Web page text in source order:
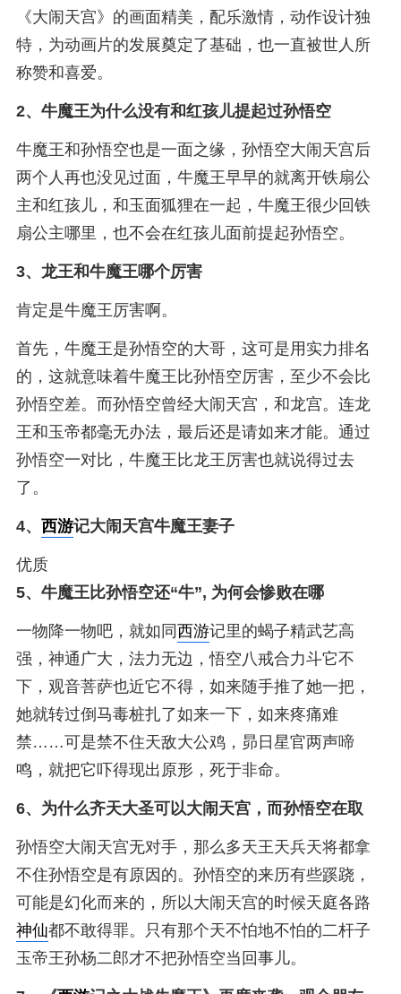
《大闹天宫》的画面精美，配乐激情，动作设计独
特，为动画片的发展奠定了基础，也一直被世人所
称赞和喜爱。
2、 牛魔王为什么没有和红孩儿提起过孙悟空
牛魔王和孙悟空也是一面之缘，孙悟空大闹天宫后
两个人再也没见过面，牛魔王早早的就离开铁扇公
主和红孩儿，和玉面狐狸在一起，牛魔王很少回铁
扇公主哪里，也不会在红孩儿面前提起孙悟空。
3、 龙王和牛魔王哪个厉害
肯定是牛魔王厉害啊。
首先，牛魔王是孙悟空的大哥，这可是用实力排名
的，这就意味着牛魔王比孙悟空厉害，至少不会比
孙悟空差。而孙悟空曾经大闹天宫，和龙宫。连龙
王和玉帝都毫无办法，最后还是请如来才能。通过
孙悟空一对比，牛魔王比龙王厉害也就说得过去
了。
4、 西游记大闹天宫牛魔王妻子
优质
5、 牛魔王比孙悟空还“牛”, 为何会惨败在哪
一物降一物吧，就如同西游记里的蝎子精武艺高
强，神通广大，法力无边，悟空八戒合力斗它不
下，观音菩萨也近它不得，如来随手推了她一把，
她就转过倒马毒桩扎了如来一下，如来疼痛难
禁……可是禁不住天敌大公鸡，昴日星官两声啼
鸣，就把它吓得现出原形，死于非命。
6、 为什么齐天大圣可以大闹天宫，而孙悟空在取
孙悟空大闹天宫无对手，那么多天王天兵天将都拿
不住孙悟空是有原因的。孙悟空的来历有些蹊跷，
可能是幻化而来的，所以大闹天宫的时候天庭各路
神仙都不敢得罪。只有那个天不怕地不怕的二杆子
玉帝王孙杨二郎才不把孙悟空当回事儿。